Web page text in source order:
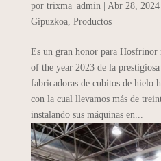
por trixma_admin| Abr 28, 2024
Gipuzkoa, Productos
Es un gran honor para Hosfrinor
of the year 2023 de la
fabricadoras de cubitos de hielo
con la cual llevamos más de
instalando sus máquinas en...